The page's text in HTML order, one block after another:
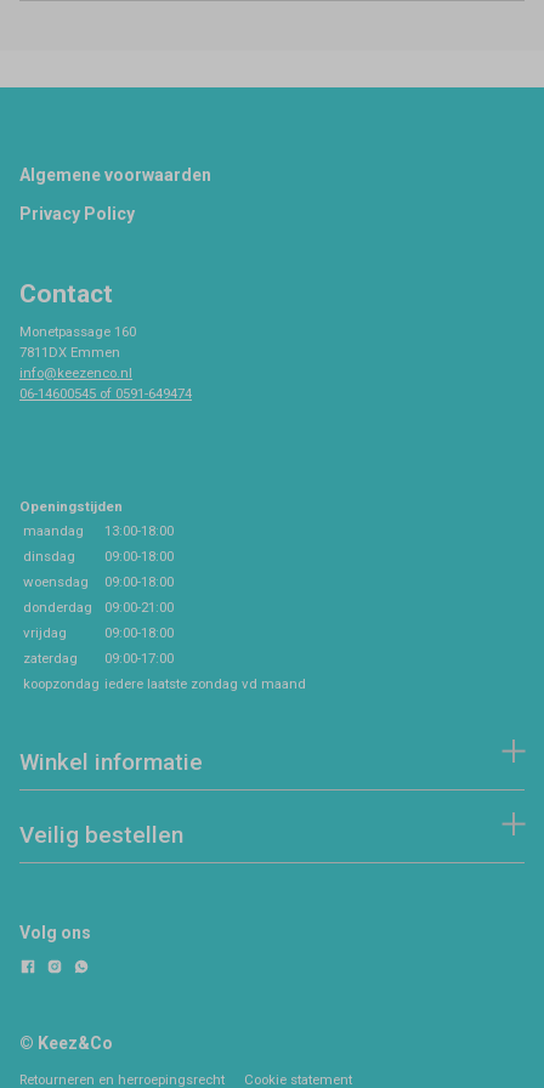
Footer
Algemene voorwaarden
Privacy Policy
Contact
Monetpassage 160
7811DX Emmen
info@keezenco.nl
06-14600545 of 0591-649474
Openingstijden
maandag
13:00-18:00
dinsdag
09:00-18:00
woensdag
09:00-18:00
donderdag
09:00-21:00
vrijdag
09:00-18:00
zaterdag
09:00-17:00
koopzondag iedere laatste zondag vd maand
Winkel informatie
Veilig bestellen
Volg ons
© Keez&Co
Retourneren en herroepingsrecht Cookie statement